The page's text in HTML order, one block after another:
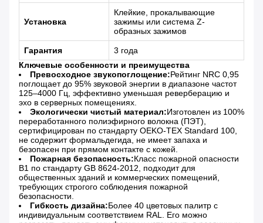
Установка
Клейкие, прокалывающие
зажимы или система Z-
образных зажимов
Гарантия
3 года
Ключевые особенности и преимущества
Превосходное звукопоглощение:Рейтинг NRC 0,95
поглощает до 95% звуковой энергии в диапазоне частот
125–4000 Гц, эффективно уменьшая реверберацию и
эхо в серверных помещениях.
Экологически чистый материал:Изготовлен из 100%
переработанного полиэфирного волокна (ПЭТ),
сертифицирован по стандарту OEKO-TEX Standard 100,
не содержит формальдегида, не имеет запаха и
безопасен при прямом контакте с кожей.
Пожарная безопасность:Класс пожарной опасности
B1 по стандарту GB 8624-2012, подходит для
общественных зданий и коммерческих помещений,
требующих строгого соблюдения пожарной
безопасности.
Гибкость дизайна:Более 40 цветовых палитр с
индивидуальным соответствием RAL. Его можно